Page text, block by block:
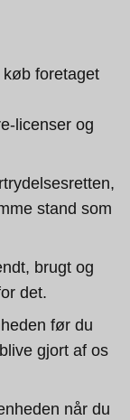
foretaget
licenser og
stand som
brugt og
det.
før du
gjort af os
når du